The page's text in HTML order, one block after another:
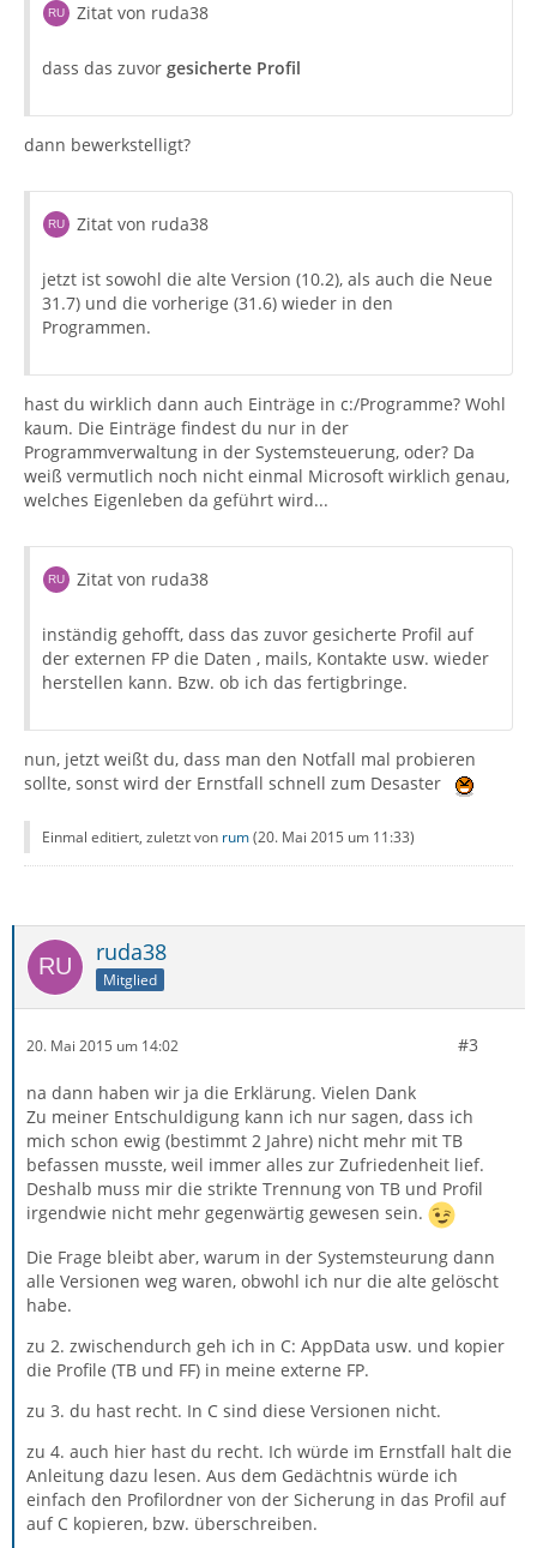
Zitat von ruda38
dass das zuvor gesicherte Profil
dann bewerkstelligt?
Zitat von ruda38
jetzt ist sowohl die alte Version (10.2), als auch die Neue
31.7) und die vorherige (31.6) wieder in den
Programmen.
hast du wirklich dann auch Einträge in c:/Programme? Wohl
kaum. Die Einträge findest du nur in der
Programmverwaltung in der Systemsteuerung, oder? Da
weiß vermutlich noch nicht einmal Microsoft wirklich genau,
welches Eigenleben da geführt wird...
Zitat von ruda38
inständig gehofft, dass das zuvor gesicherte Profil auf
der externen FP die Daten , mails, Kontakte usw. wieder
herstellen kann. Bzw. ob ich das fertigbringe.
nun, jetzt weißt du, dass man den Notfall mal probieren
sollte, sonst wird der Ernstfall schnell zum Desaster
Einmal editiert, zuletzt von rum(20. Mai 2015 um 11:33)
ruda38
Mitglied
20. Mai 2015 um 14:02 #3
na dann haben wir ja die Erklärung. Vielen Dank
Zu meiner Entschuldigung kann ich nur sagen, dass ich
mich schon ewig (bestimmt 2 Jahre) nicht mehr mit TB
befassen musste, weil immer alles zur Zufriedenheit lief.
Deshalb muss mir die strikte Trennung von TB und Profil
irgendwie nicht mehr gegenwärtig gewesen sein.
Die Frage bleibt aber, warum in der Systemsteurung dann
alle Versionen weg waren, obwohl ich nur die alte gelöscht
habe.
zu 2. zwischendurch geh ich in C: AppData usw. und kopier
die Profile (TB und FF) in meine externe FP.
zu 3. du hast recht. In C sind diese Versionen nicht.
zu 4. auch hier hast du recht. Ich würde im Ernstfall halt die
Anleitung dazu lesen. Aus dem Gedächtnis würde ich
einfach den Profilordner von der Sicherung in das Profil auf
auf C kopieren, bzw. überschreiben.